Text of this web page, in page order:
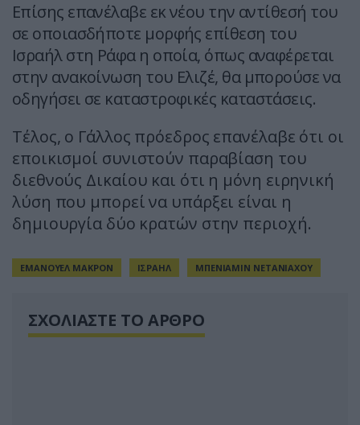
Επίσης επανέλαβε εκ νέου την αντίθεσή του
σε οποιασδήποτε μορφής επίθεση του
Ισραήλ στη Ράφα η οποία, όπως αναφέρεται
στην ανακοίνωση του Ελιζέ, θα μπορούσε να
οδηγήσει σε καταστροφικές καταστάσεις.
Τέλος, ο Γάλλος πρόεδρος επανέλαβε ότι οι
εποικισμοί συνιστούν παραβίαση του
διεθνούς Δικαίου και ότι η μόνη ειρηνική
λύση που μπορεί να υπάρξει είναι η
δημιουργία δύο κρατών στην περιοχή.
ΕΜΑΝΟΥΕΛ ΜΑΚΡΟΝ ΙΣΡΑΗΛ ΜΠΕΝΙΑΜΙΝ ΝΕΤΑΝΙΑΧΟΥ
ΣΧΟΛΙΑΣΤΕ ΤΟ ΑΡΘΡΟ